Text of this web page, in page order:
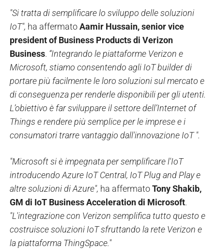
"Si tratta di semplificare lo sviluppo delle soluzioni
IoT", ha affermatoAamir Hussain, senior vice
president of Business Products di Verizon
Business. “Integrando le piattaforme Verizon e
Microsoft, stiamo consentendo agli IoT builder di
portare più facilmente le loro soluzioni sul mercato e
di conseguenza per renderle disponibili per gli utenti.
L’obiettivo è far sviluppare il settore dell’Internet of
Things e rendere più semplice per le imprese e i
consumatori trarre vantaggio dall'innovazione IoT ".
"Microsoft si è impegnata per semplificare l'IoT
introducendo Azure IoT Central, IoT Plug and Play e
altre soluzioni di Azure", ha affermatoTony Shakib,
GM di IoT Business Acceleration di Microsoft.
"L'integrazione con Verizon semplifica tutto questo e
costruisce soluzioni IoT sfruttando la rete Verizon e
la piattaforma ThingSpace."